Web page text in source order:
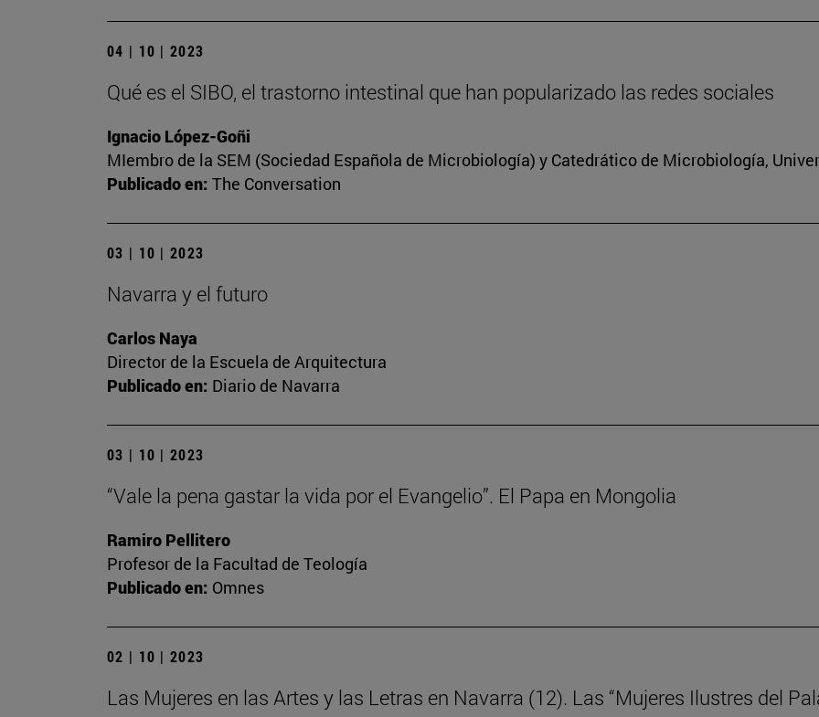
04 | 10 | 2023
Qué es el SIBO, el trastorno intestinal que han popularizado las redes sociales
Ignacio López-Goñi
MIembro de la SEM (Sociedad Española de Microbiología) y Catedrático de Microbiología,
Publicado en: The Conversation
03 | 10 | 2023
Navarra y el futuro
Carlos Naya
Director de la Escuela de Arquitectura
Publicado en: Diario de Navarra
03 | 10 | 2023
“Vale la pena gastar la vida por el Evangelio”. El Papa en Mongolia
Ramiro Pellitero
Profesor de la Facultad de Teología
Publicado en: Omnes
02 | 10 | 2023
Las Mujeres en las Artes y las Letras en Navarra (12). Las “Mujeres Ilustres del